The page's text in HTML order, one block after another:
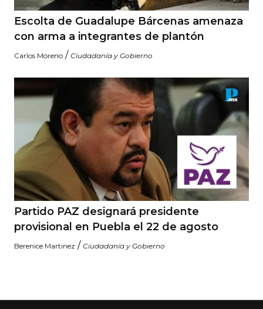
Escolta de Guadalupe Bárcenas amenaza
con arma a integrantes de plantón
Carlos Moreno / Ciudadanía y Gobierno
Partido PAZ designará presidente
provisional en Puebla el 22 de agosto
Berenice Martinez / Ciudadanía y Gobierno